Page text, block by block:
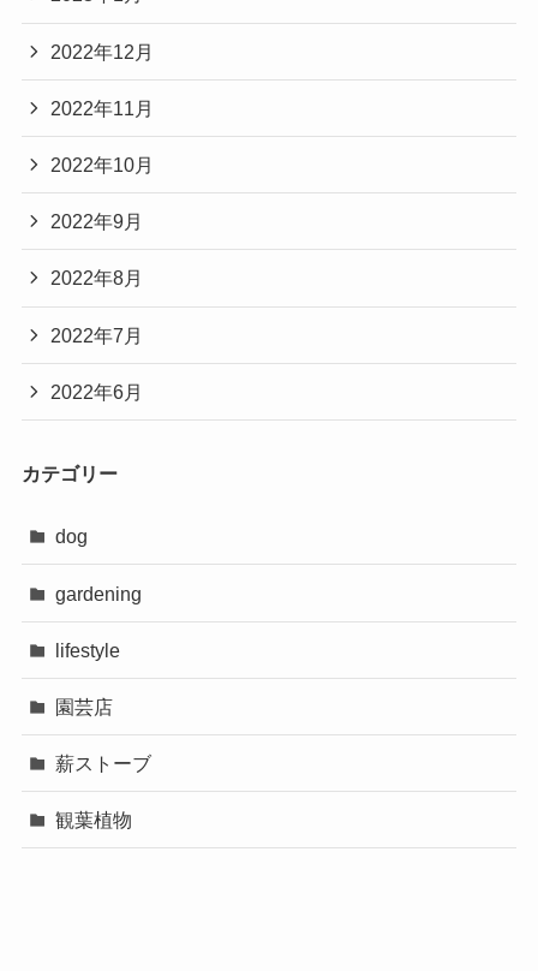
2022年12月
2022年11月
2022年10月
2022年9月
2022年8月
2022年7月
2022年6月
カテゴリー
dog
gardening
lifestyle
園芸店
薪ストーブ
観葉植物